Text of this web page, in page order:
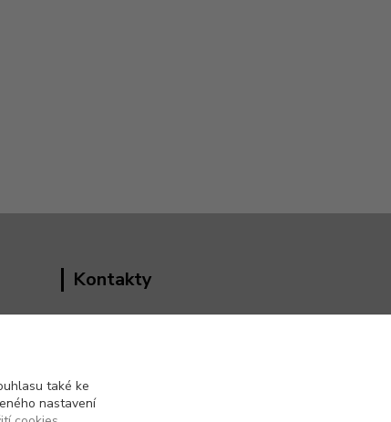
Kontakty
info@pento-eshop.cz
také ke
nastavení